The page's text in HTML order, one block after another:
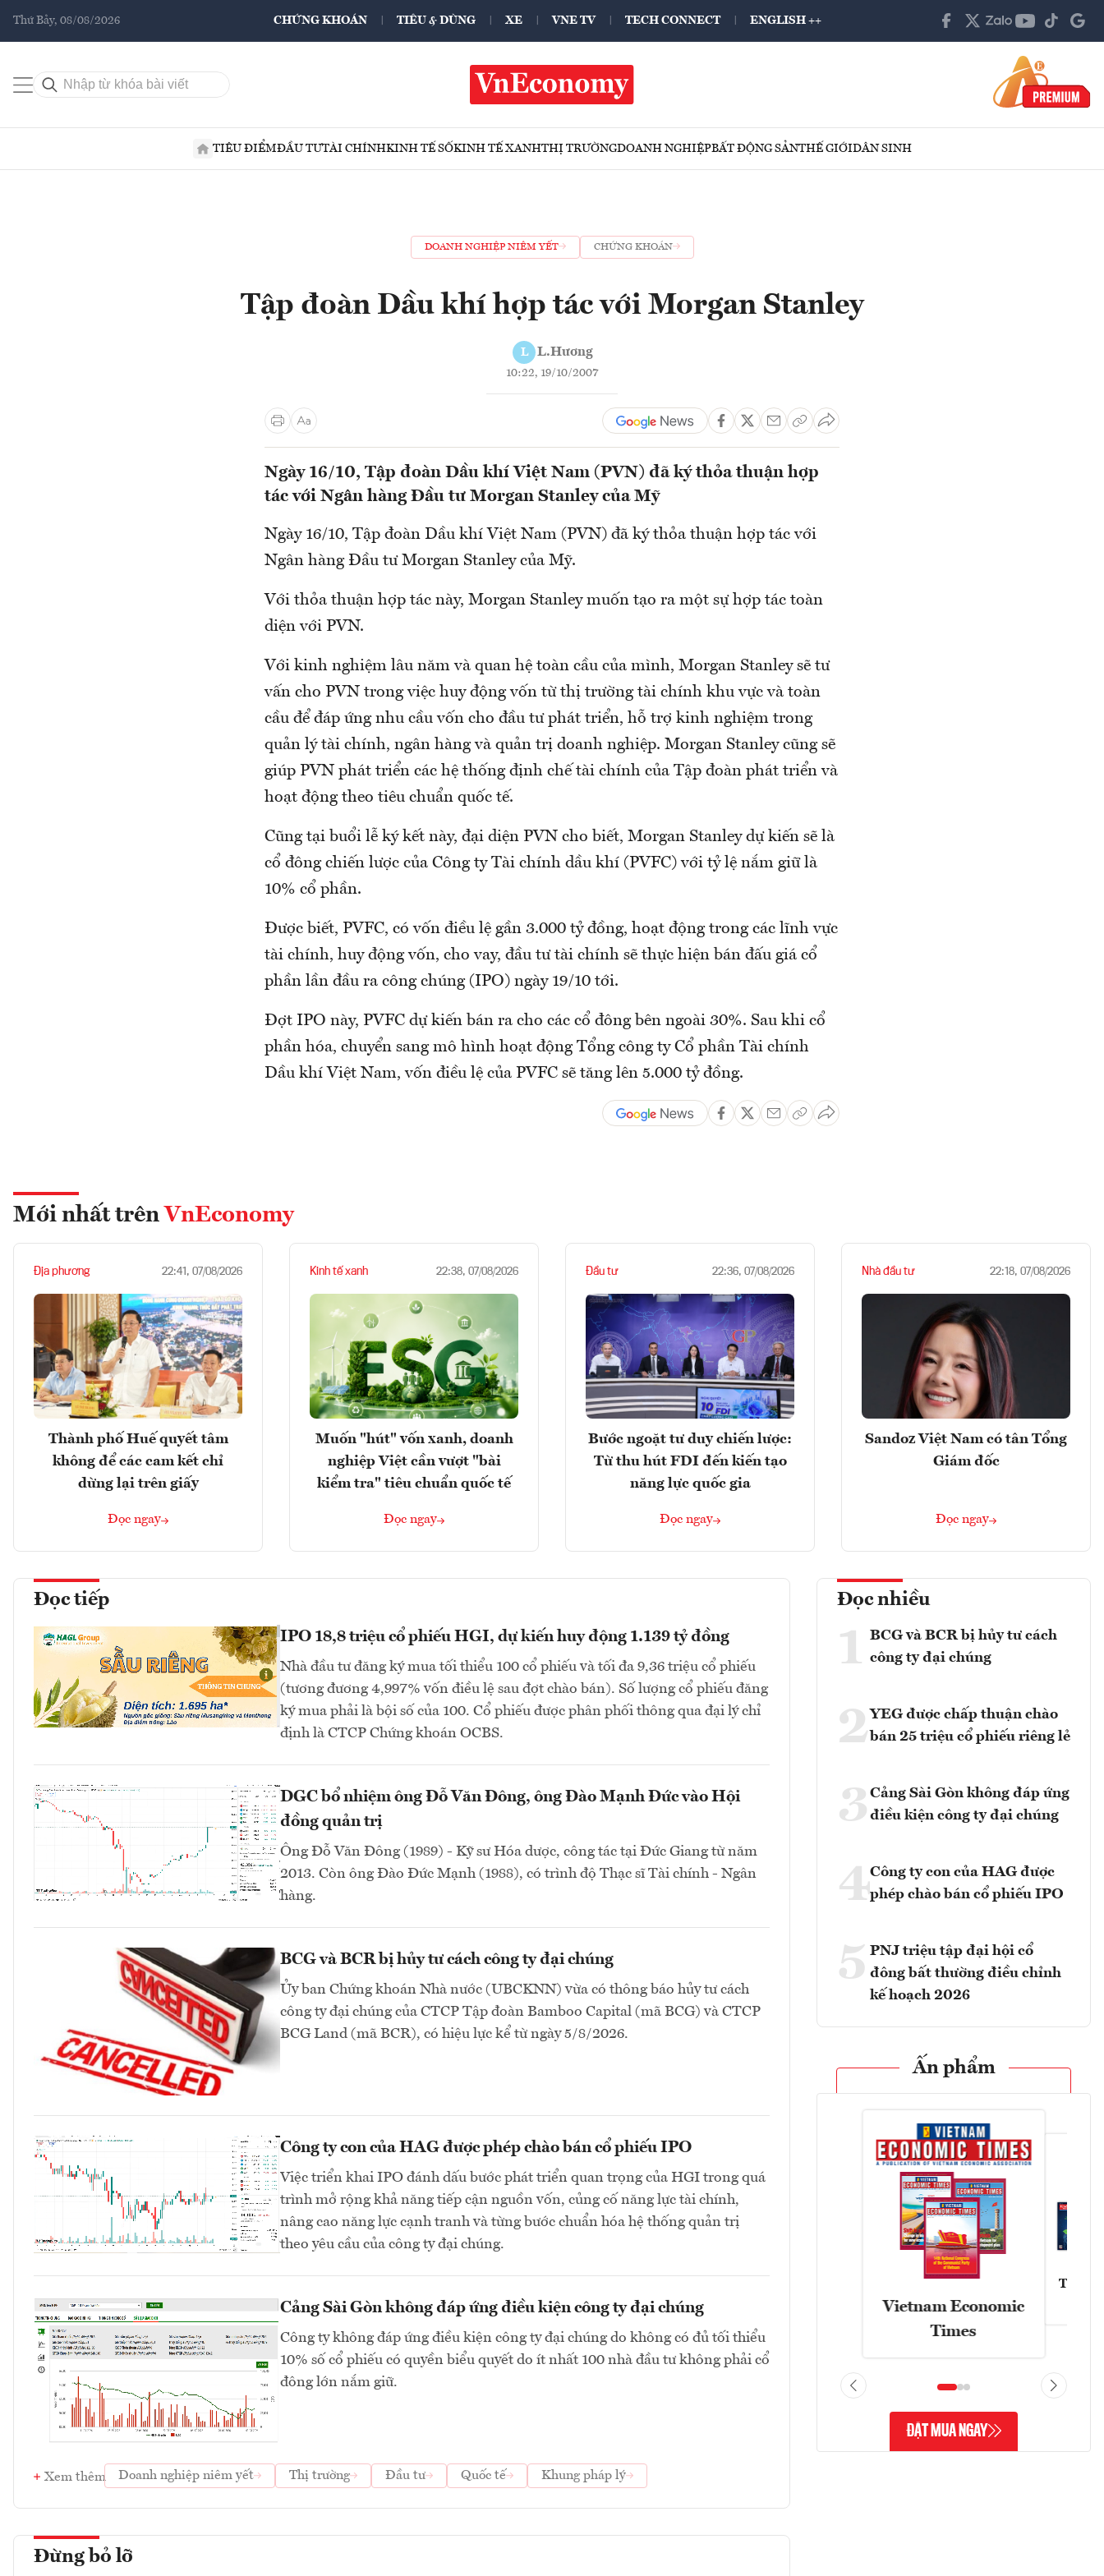
Thứ Bảy, 08/08/2026 CHỨNG KHOÁN TIÊU & DÙNG XE VNE TV TECH CONNECT ENGLISH ++
TIÊU ĐIỂMĐẦU TƯTÀI CHÍNHKINH TẾ SỐKINH TẾ XANHTHỊ TRƯỜNGDOANH NGHIỆPBẤT ĐỘNG SẢNTHẾ GIỚIDÂN SINH
DOANH NGHIỆP NIÊM YẾT CHỨNG KHOÁN
Tập đoàn Dầu khí hợp tác với Morgan Stanley
L L.Hương
10:22, 19/10/2007
Ngày 16/10, Tập đoàn Dầu khí Việt Nam (PVN) đã ký thỏa thuận hợp
tác với Ngân hàng Đầu tư Morgan Stanley của Mỹ
Ngày 16/10, Tập đoàn Dầu khí Việt Nam (PVN) đã ký thỏa thuận hợp tác với
Ngân hàng Đầu tư Morgan Stanley của Mỹ.
Với thỏa thuận hợp tác này, Morgan Stanley muốn tạo ra một sự hợp tác toàn
diện với PVN.
Với kinh nghiệm lâu năm và quan hệ toàn cầu của mình, Morgan Stanley sẽ tư
vấn cho PVN trong việc huy động vốn từ thị trường tài chính khu vực và toàn
cầu để đáp ứng nhu cầu vốn cho đầu tư phát triển, hỗ trợ kinh nghiệm trong
quản lý tài chính, ngân hàng và quản trị doanh nghiệp. Morgan Stanley cũng sẽ
giúp PVN phát triển các hệ thống định chế tài chính của Tập đoàn phát triển và
hoạt động theo tiêu chuẩn quốc tế.
Cũng tại buổi lễ ký kết này, đại diện PVN cho biết, Morgan Stanley dự kiến sẽ là
cổ đông chiến lược của Công ty Tài chính dầu khí (PVFC) với tỷ lệ nắm giữ là
10% cổ phần.
Được biết, PVFC, có vốn điều lệ gần 3.000 tỷ đồng, hoạt động trong các lĩnh vực
tài chính, huy động vốn, cho vay, đầu tư tài chính sẽ thực hiện bán đấu giá cổ
phần lần đầu ra công chúng (IPO) ngày 19/10 tới.
Đợt IPO này, PVFC dự kiến bán ra cho các cổ đông bên ngoài 30%. Sau khi cổ
phần hóa, chuyển sang mô hình hoạt động Tổng công ty Cổ phần Tài chính
Dầu khí Việt Nam, vốn điều lệ của PVFC sẽ tăng lên 5.000 tỷ đồng.
Mới nhất trên VnEconomy
Địa phương 22:41, 07/08/2026
Thành phố Huế quyết tâm
không để các cam kết chỉ
dừng lại trên giấy
Đọc ngay
Kinh tế xanh 22:38, 07/08/2026
Muốn "hút" vốn xanh, doanh
nghiệp Việt cần vượt "bài
kiểm tra" tiêu chuẩn quốc tế
Đọc ngay
Đầu tư 22:36, 07/08/2026
Bước ngoặt tư duy chiến lược:
Từ thu hút FDI đến kiến tạo
năng lực quốc gia
Đọc ngay
Nhà đầu tư 22:18, 07/08/2026
Sandoz Việt Nam có tân Tổng
Giám đốc
Đọc ngay
Đọc tiếp
IPO 18,8 triệu cổ phiếu HGI, dự kiến huy động 1.139 tỷ đồng
Nhà đầu tư đăng ký mua tối thiểu 100 cổ phiếu và tối đa 9,36 triệu cổ phiếu
(tương đương 4,997% vốn điều lệ sau đợt chào bán). Số lượng cổ phiếu đăng
ký mua phải là bội số của 100. Cổ phiếu được phân phối thông qua đại lý chỉ
định là CTCP Chứng khoán OCBS.
DGC bổ nhiệm ông Đỗ Văn Đông, ông Đào Mạnh Đức vào Hội
đồng quản trị
Ông Đỗ Văn Đông (1989) - Kỹ sư Hóa dược, công tác tại Đức Giang từ năm
2013. Còn ông Đào Đức Mạnh (1988), có trình độ Thạc sĩ Tài chính - Ngân
hàng.
BCG và BCR bị hủy tư cách công ty đại chúng
Ủy ban Chứng khoán Nhà nước (UBCKNN) vừa có thông báo hủy tư cách
công ty đại chúng của CTCP Tập đoàn Bamboo Capital (mã BCG) và CTCP
BCG Land (mã BCR), có hiệu lực kể từ ngày 5/8/2026.
Công ty con của HAG được phép chào bán cổ phiếu IPO
Việc triển khai IPO đánh dấu bước phát triển quan trọng của HGI trong quá
trình mở rộng khả năng tiếp cận nguồn vốn, củng cố năng lực tài chính,
nâng cao năng lực cạnh tranh và từng bước chuẩn hóa hệ thống quản trị
theo yêu cầu của công ty đại chúng.
Cảng Sài Gòn không đáp ứng điều kiện công ty đại chúng
Công ty không đáp ứng điều kiện công ty đại chúng do không có đủ tối thiểu
10% số cổ phiếu có quyền biểu quyết do ít nhất 100 nhà đầu tư không phải cổ
đông lớn nắm giữ.
Xem thêm Doanh nghiệp niêm yết Thị trường Đầu tư Quốc tế Khung pháp lý
Đừng bỏ lỡ
Đọc nhiều
1 BCG và BCR bị hủy tư cách
công ty đại chúng
2YEG được chấp thuận chào
bán 25 triệu cổ phiếu riêng lẻ
3 Cảng Sài Gòn không đáp ứng
điều kiện công ty đại chúng
4Công ty con của HAG được
phép chào bán cổ phiếu IPO
5 PNJ triệu tập đại hội cổ
đông bất thường điều chỉnh
kế hoạch 2026
Ấn phẩm
Vietnam Economic
Times
Tạp
ĐẶT MUA NGAY